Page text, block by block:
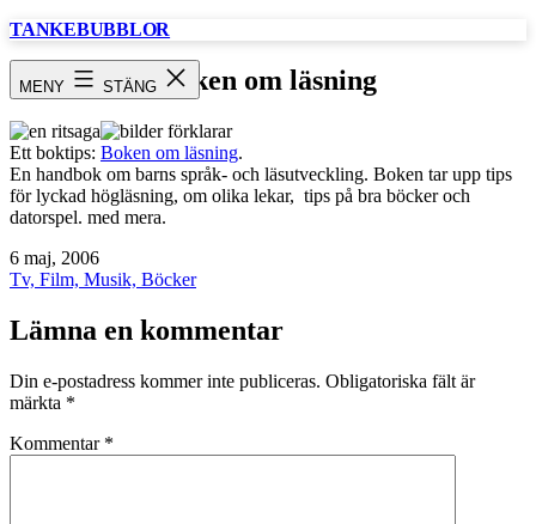
Hoppa
TANKEBUBBLOR
MENY STÄNG Boken om läsning
Ett boktips: Boken om läsning.
En handbok om barns språk- och läsutveckling. Boken tar upp tips
för lyckad högläsning, om olika lekar, tips på bra böcker och
datorspel. med mera.
Publicerat
den
6 maj, 2006
Kategoriserat
Tv, Film, Musik, Böcker
Lämna en kommentar
Din e-postadress kommer inte publiceras. Obligatoriska fält är
märkta *
Kommentar *